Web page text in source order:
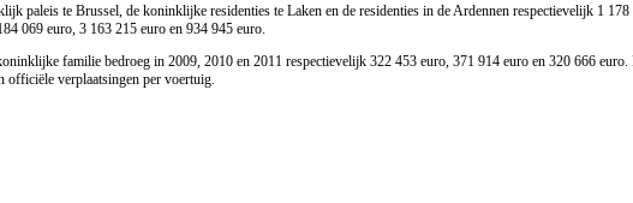
paleis te Brussel, de koninklijke residenties te Laken en de residenties in de Ardennen respectievelijk 1 178
069 euro, 3 163 215 euro en 934 945 euro
familie bedroeg in 2009, 2010 en 2011 respectievelijk 322 453 euro, 371 914 euro en 320 666 euro
officiële verplaatsingen per voertuig.